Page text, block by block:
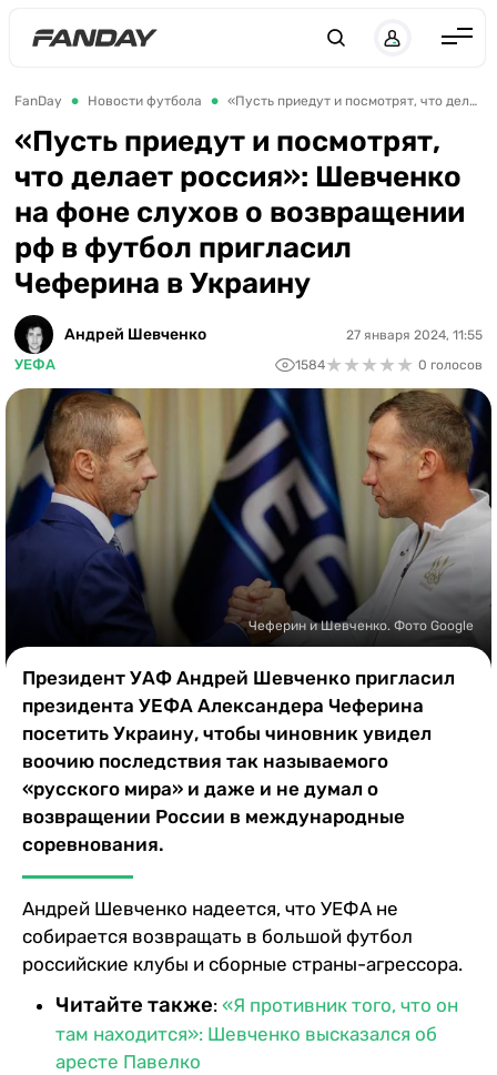
Англия
Испания
Германия
Италия
Франция
Украина
ЛЧ
ЧЕ-2028
Букмекеры
Казино
FanDay Новости футбола «Пусть приедут и посмотрят, что делает россия»: Шевченко на фоне слухов о возвращении рф в футбол пригласил Чеферина в Украину
«Пусть приедут и посмотрят,
что делает россия»: Шевченко
на фоне слухов о возвращении
рф в футбол пригласил
Чеферина в Украину
Андрей Шевченко
УЕФА
27 января 2024, 11:55
1584★★★★★
★★★★★ 0 голосов
Чеферин и Шевченко. Фото Google
Президент УАФ Андрей Шевченко пригласил
президента УЕФА Александера Чеферина
посетить Украину, чтобы чиновник увидел
воочию последствия так называемого
«русского мира» и даже и не думал о
возвращении России в международные
соревнования.
Андрей Шевченко надеется, что УЕФА не
собирается возвращать в большой футбол
российские клубы и сборные страны-агрессора.
Читайте также: «Я противник того, что он
там находится»: Шевченко высказался об
аресте Павелко